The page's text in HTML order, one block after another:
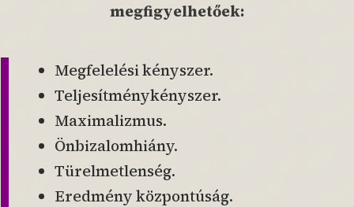
megfigyelhetőek:
Megfelelési kényszer.
Teljesítménykényszer.
Maximalizmus.
Önbizalomhiány.
Türelmetlenség.
Eredmény központúság.